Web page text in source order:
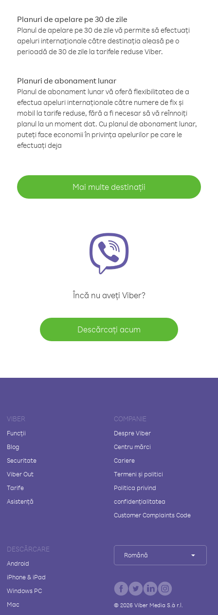
Planuri de apelare pe 30 de zile
Planul de apelare pe 30 de zile vă permite să efectuați
apeluri internaționale către destinația aleasă pe o
perioadă de 30 de zile la tarifele reduse Viber.
Planuri de abonament lunar
Planul de abonament lunar vă oferă flexibilitatea de a
efectua apeluri internaționale către numere de fix și
mobil la tarife reduse, fără a fi necesar să vă reînnoiți
planul la un moment dat. Cu planul de abonament lunar,
puteți face economii în privința apelurilor pe care le
efectuați deja
Mai multe destinații
Încă nu aveți Viber?
Descărcați acum
VIBER
Funcții
Blog
Securitate
Viber Out
Tarife
Asistență
COMPANIE
Despre Viber
Centru mărci
Cariere
Termeni și politici
Politica privind
confidențialitatea
Customer Complaints Code
DESCĂRCARE
Android
iPhone & iPad
Windows PC
Mac
Română
© 2026Viber Media S.à r.l.